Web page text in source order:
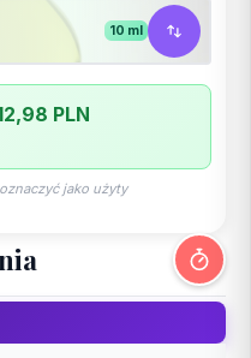
10 ml
PLN
jako użyty